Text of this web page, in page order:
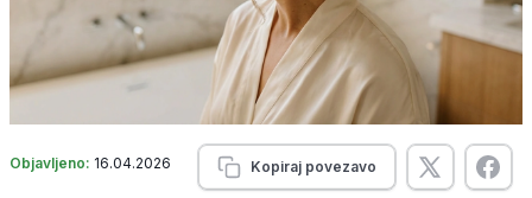
Objavljeno: 16.04.2026 Kopiraj povezavo